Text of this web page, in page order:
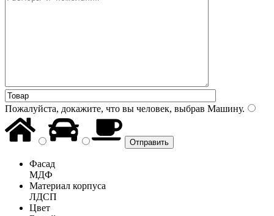
Пожалуйста, докажите, что вы человек, выбрав Машину.
Фасад
МДФ
Материал корпуса
ЛДСП
Цвет